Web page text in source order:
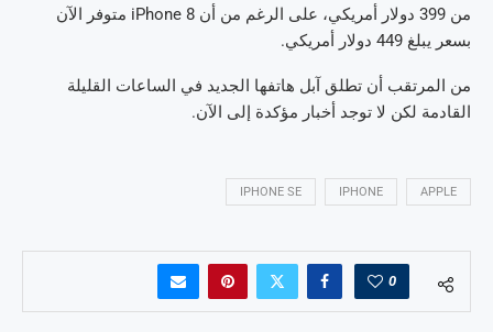
من 399 دولار أمريكي، على الرغم من أن iPhone 8 متوفر الآن
بسعر يبلغ 449 دولار أمريكي.
من المرتقب أن تطلق آبل هاتفها الجديد في الساعات القليلة
القادمة لكن لا توجد أخبار مؤكدة إلى الآن.
APPLE
IPHONE
IPHONE SE
0